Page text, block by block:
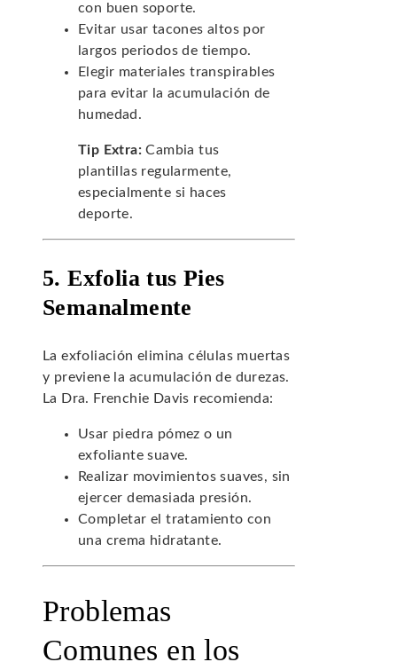
con buen soporte.
Evitar usar tacones altos por
largos periodos de tiempo.
Elegir materiales transpirables
para evitar la acumulación de
humedad.
Tip Extra: Cambia tus
plantillas regularmente,
especialmente si haces
deporte.
5. Exfolia tus Pies
Semanalmente
La exfoliación elimina células muertas
y previene la acumulación de durezas.
La Dra. Frenchie Davis recomienda:
Usar piedra pómez o un
exfoliante suave.
Realizar movimientos suaves, sin
ejercer demasiada presión.
Completar el tratamiento con
una crema hidratante.
Problemas
Comunes en los